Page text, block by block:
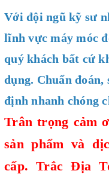
Với đội ngũ kỹ sư
lĩnh vực máy móc
quý khách bất cứ
dụng. Chuẩn đoán,
định nhanh chóng
Trân trọng cảm
sản phẩm và
cấp.Trắc Địa